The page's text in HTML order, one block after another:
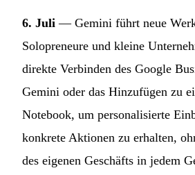
6. Juli — Gemini führt neue
Solopreneure und kleine
direkte Verbinden des Google
Gemini oder das Hinzufügen zu
Notebook, um personalisierte
konkrete Aktionen zu erhalten,
des eigenen Geschäfts in jedem